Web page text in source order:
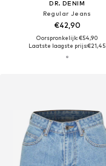
DR. DENIM
Regular Jeans
€42,90
Oorspronkelijk: €54,90
Laatste laagste prijs:€21,45